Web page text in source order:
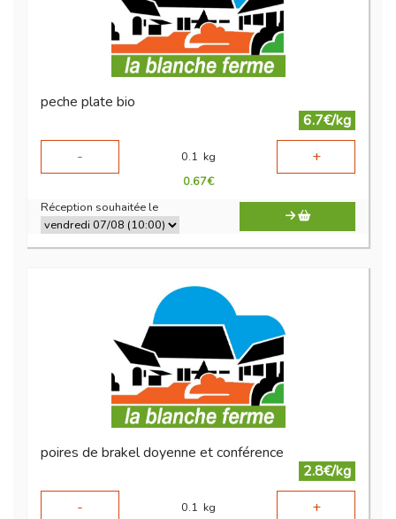
peche plate bio
6.7€/kg
-
0.1 kg +
0.67€
Réception souhaitée le
poires de brakel doyenne et conférence
2.8€/kg
-
0.1 kg +